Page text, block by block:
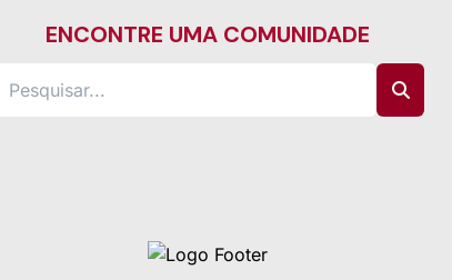
ENCONTRE UMA COMUNIDADE